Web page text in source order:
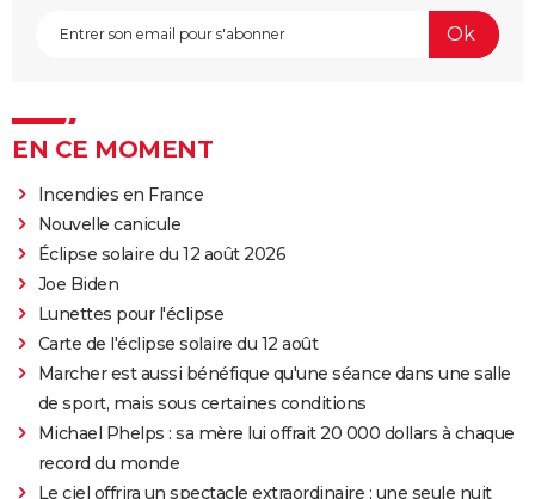
EN CE MOMENT
Incendies en France
Nouvelle canicule
Éclipse solaire du 12 août 2026
Joe Biden
Lunettes pour l'éclipse
Carte de l'éclipse solaire du 12 août
Marcher est aussi bénéfique qu'une séance dans une salle
de sport, mais sous certaines conditions
Michael Phelps : sa mère lui offrait 20 000 dollars à chaque
record du monde
Le ciel offrira un spectacle extraordinaire : une seule nuit